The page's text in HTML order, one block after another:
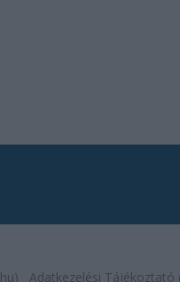
Adatkezelési Tájékoztató